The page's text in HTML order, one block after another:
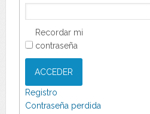
Recordar mi
contraseña
ACCEDER
Registro
Contraseña perdida